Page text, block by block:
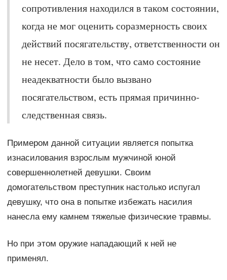
сопротивления находился в таком состоянии,
когда не мог оценить соразмерность своих
действий посягательству, ответственности он
не несет. Дело в том, что само состояние
неадекватности было вызвано
посягательством, есть прямая причинно-
следственная связь.
Примером данной ситуации является попытка
изнасилования взрослым мужчиной юной
совершеннолетней девушки. Своим
домогательством преступник настолько испугал
девушку, что она в попытке избежать насилия
нанесла ему камнем тяжелые физические травмы.
Но при этом оружие нападающий к ней не
применял.